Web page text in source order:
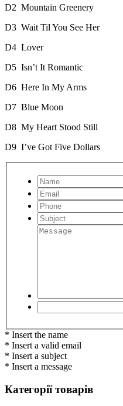
D2 Mountain Greenery
D3 Wait Til You See Her
D4 Lover
D5 Isn’t It Romantic
D6 Here In My Arms
D7 Blue Moon
D8 My Heart Stood Still
D9 I’ve Got Five Dollars
* Insert the name
* Insert a valid email
* Insert a subject
* Insert a message
Категорії товарів